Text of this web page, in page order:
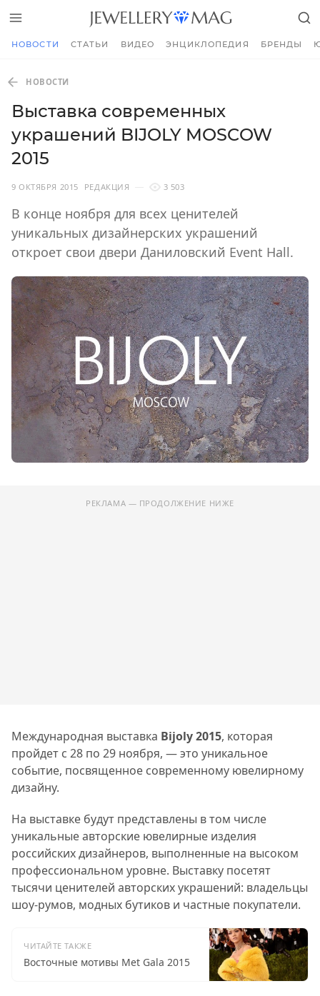
НОВОСТИ СТАТЬИ ВИДЕО ЭНЦИКЛОПЕДИЯ БРЕНДЫ
НОВОСТИ
Выставка современных
украшений BIJOLY MOSCOW
2015
9 ОКТЯБРЯ 2015 РЕДАКЦИЯ 3 503
В конце ноября для всех ценителей
уникальных дизайнерских украшений
откроет свои двери Даниловский Event Hall.
РЕКЛАМА — ПРОДОЛЖЕНИЕ НИЖЕ
Международная выставка Bijoly 2015, которая
пройдет с 28 по 29 ноября, — это уникальное
событие, посвященное современному ювелирному
дизайну.
На выставке будут представлены в том числе
уникальные авторские ювелирные изделия
российских дизайнеров, выполненные на высоком
профессиональном уровне. Выставку посетят
тысячи ценителей авторских украшений: владельцы
шоу-румов, модных бутиков и частные покупатели.
ЧИТАЙТЕ ТАКЖЕ
Восточные мотивы Met Gala 2015